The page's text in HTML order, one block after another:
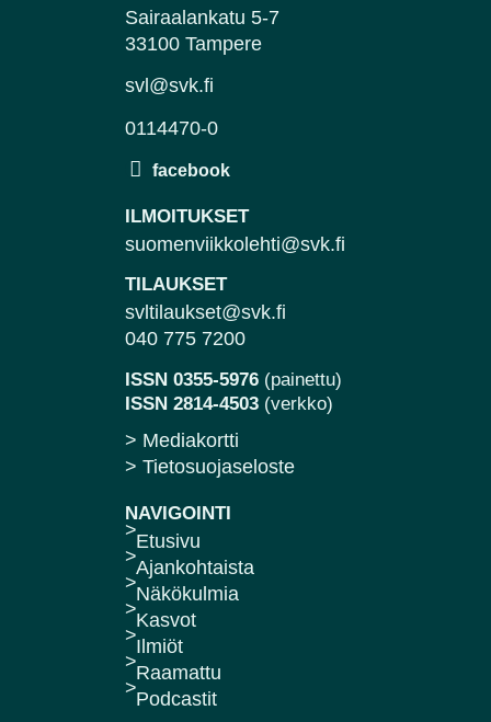
Sairaalankatu 5-7
33100 Tampere
svl@svk.fi
0114470-0
ILMOITUKSET
suomenviikkolehti@svk.fi
TILAUKSET
svltilaukset@svk.fi
040 775 7200
ISSN 0355-5976 (painettu)
ISSN 2814-4503 (verkko)
> Mediakortti
> Tietosuojaseloste
NAVIGOINTI
Etusivu
Ajankohtaista
Näkökulmia
Kasvot
Ilmiöt
Raamattu
Podcastit